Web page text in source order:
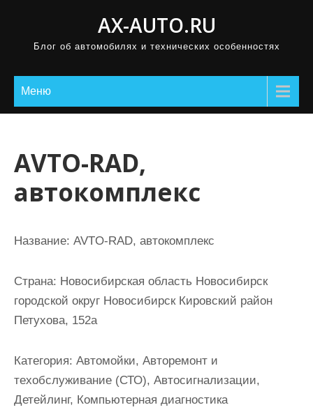
AX-AUTO.RU
Блог об автомобилях и технических особенностях
Меню
AVTO-RAD,
автокомплекс
Название: AVTO-RAD, автокомплекс
Страна: Новосибирская область Новосибирск
городской округ Новосибирск Кировский район
Петухова, 152а
Категория: Автомойки, Авторемонт и
техобслуживание (СТО), Автосигнализации,
Детейлинг, Компьютерная диагностика